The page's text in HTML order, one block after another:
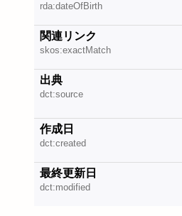
rda:dateOfBirth
関連リンク
skos:exactMatch
出典
dct:source
作成日
dct:created
最終更新日
dct:modified